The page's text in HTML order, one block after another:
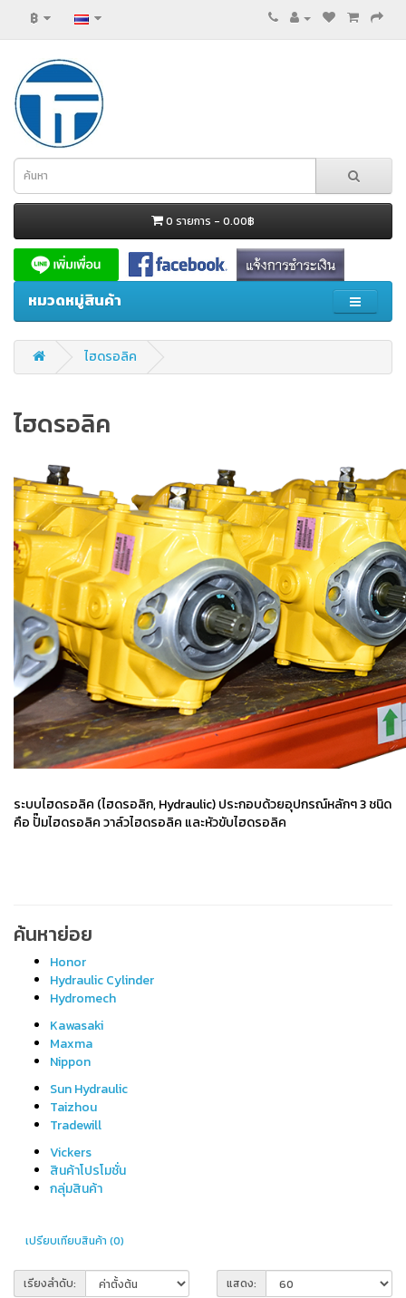
฿
0 รายการ - 0.00฿
หมวดหมู่สินค้า
ไฮดรอลิค
ไฮดรอลิค
ระบบไฮดรอลิค (ไฮดรอลิก, Hydraulic) ประกอบด้วยอุปกรณ์หลักๆ 3 ชนิด
คือ ปั๊มไฮดรอลิค วาล์วไฮดรอลิค และหัวขับไฮดรอลิค
ค้นหาย่อย
Honor
Hydraulic Cylinder
Hydromech
Kawasaki
Maxma
Nippon
Sun Hydraulic
Taizhou
Tradewill
Vickers
สินค้าโปรโมชั่น
กลุ่มสินค้า
เปรียบเทียบสินค้า (0)
เรียงลำดับ: แสดง: